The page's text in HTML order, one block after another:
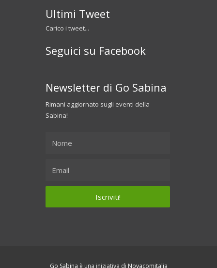
Ultimi Tweet
Carico i tweet...
Seguici su Facebook
Newsletter di Go Sabina
Rimani aggiornato sugli eventi della
Sabina!
Go Sabina è una iniziativa di Novacomitalia